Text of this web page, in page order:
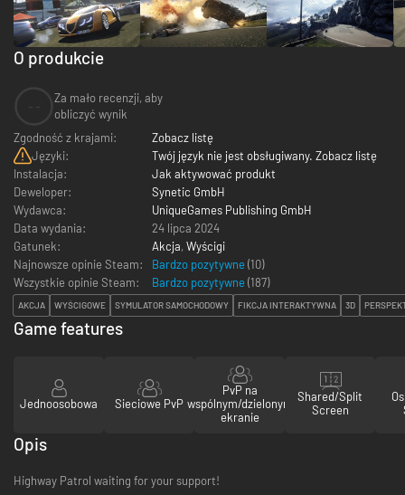
O produkcie
Za mało recenzji, aby
obliczyć wynik
Zgodność z krajami:
Zobacz listę
Języki:
Twój język nie jest obsługiwany. Zobacz listę
Instalacja:
Jak aktywować produkt
Deweloper:
Synetic GmbH
Wydawca:
UniqueGames Publishing GmbH
Data wydania:
24 lipca 2024
Gatunek:
Akcja, Wyścigi
Najnowsze opinie Steam:
Bardzo pozytywne (10)
Wszystkie opinie Steam:
Bardzo pozytywne (187)
AKCJA WYŚCIGOWE SYMULATOR SAMOCHODOWY FIKCJA INTERAKTYWNA 3D
Game features
Jednoosobowa Sieciowe PvP
PvP na
wspólnym/dzielonym
ekranie
Shared/Split
Screen
Opis
Highway Patrol waiting for your support!